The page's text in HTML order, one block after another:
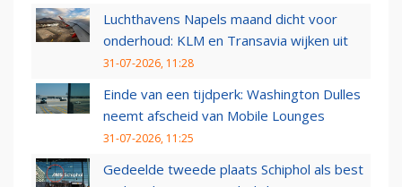
Luchthavens Napels maand dicht voor
onderhoud: KLM en Transavia wijken uit
31-07-2026, 11:28
Einde van een tijdperk: Washington Dulles
neemt afscheid van Mobile Lounges
31-07-2026, 11:25
Gedeelde tweede plaats Schiphol als best